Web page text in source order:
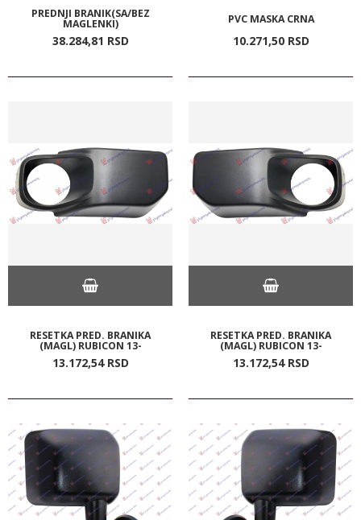
PREDNJI BRANIK(SA/BEZ
MAGLENKI)
38.284,81 RSD
PVC MASKA CRNA
10.271,50 RSD
RESETKA PRED. BRANIKA
(MAGL) RUBICON 13-
13.172,54 RSD
RESETKA PRED. BRANIKA
(MAGL) RUBICON 13-
13.172,54 RSD